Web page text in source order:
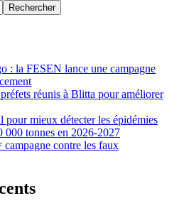
Rechercher
: la FESEN lance une campagne
réunis à Blitta pour améliorer
pour mieux détecter les épidémies
000 tonnes en 2026-2027
campagne contre les faux